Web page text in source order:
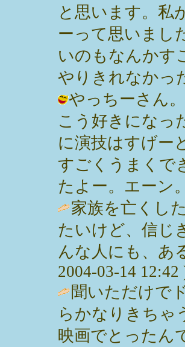
と思います。私
ーって思いまし
いのもなんかす
やりきれなかっ
やっちーさん
こう好きになっ
に演技はすげー
すごくうまくで
たよー。エーン
家族を亡くし
たいけど、信じ
んな人にも、あ
2004-03-14 12:42
聞いただけで
らかなりきちゃ
映画でとったん